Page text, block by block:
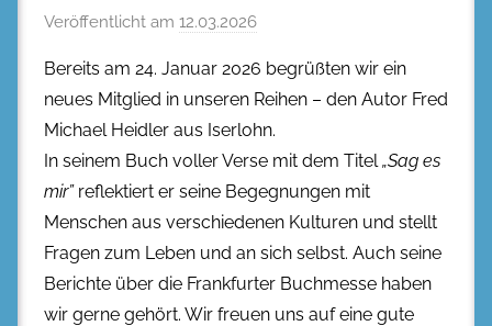
Veröffentlicht am 12.03.2026
Bereits am 24. Januar 2026 begrüßten wir ein
neues Mitglied in unseren Reihen – den Autor Fred
Michael Heidler aus Iserlohn.
In seinem Buch voller Verse mit dem Titel„Sag es
mir”reflektiert er seine Begegnungen mit
Menschen aus verschiedenen Kulturen und stellt
Fragen zum Leben und an sich selbst. Auch seine
Berichte über die Frankfurter Buchmesse haben
wir gerne gehört. Wir freuen uns auf eine gute